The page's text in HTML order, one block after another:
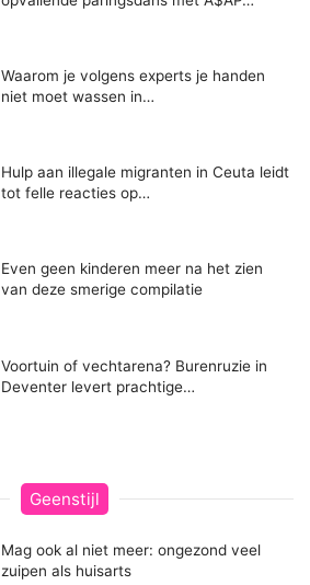
Waarom je volgens experts je handen
niet moet wassen in…
Hulp aan illegale migranten in Ceuta leidt
tot felle reacties op…
Even geen kinderen meer na het zien
van deze smerige compilatie
Voortuin of vechtarena? Burenruzie in
Deventer levert prachtige…
Geenstijl
Mag ook al niet meer: ongezond veel
zuipen als huisarts